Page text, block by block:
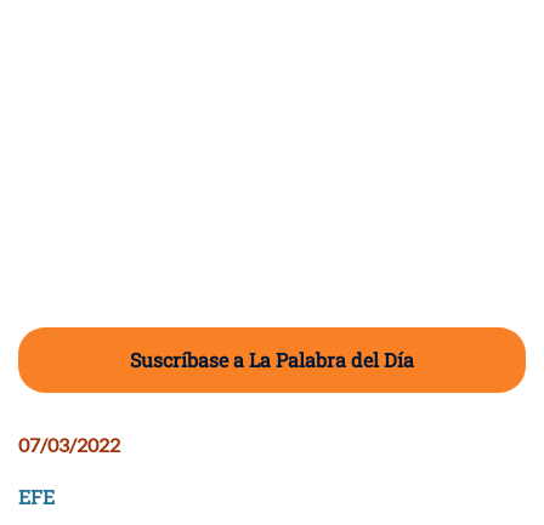
Suscríbase a La Palabra del Día
07/03/2022
EFE